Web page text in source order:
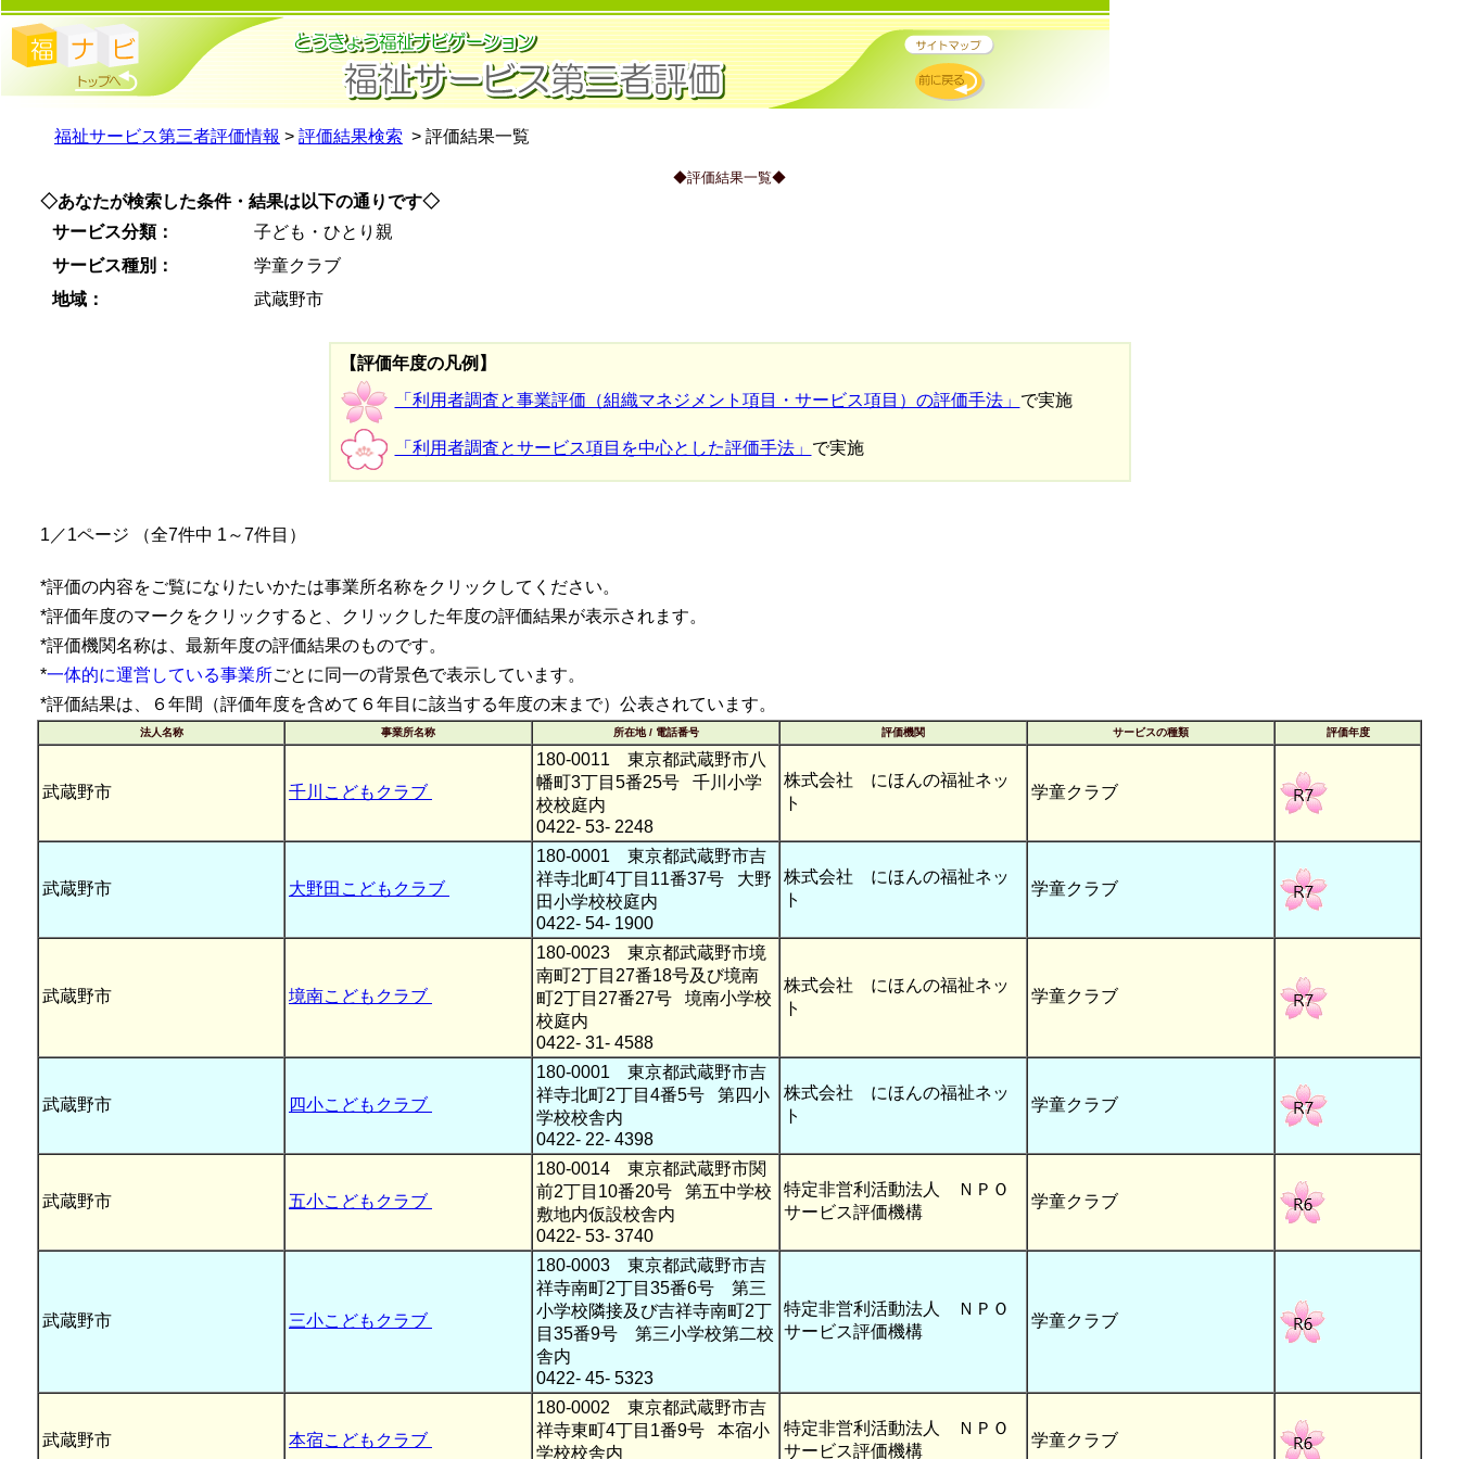
福祉サービス第三者評価情報 > 評価結果検索 > 評価結果一覧
◆評価結果一覧◆
◇あなたが検索した条件・結果は以下の通りです◇
サービス分類：
子ども・ひとり親
サービス種別：
学童クラブ
地域：
武蔵野市
【評価年度の凡例】
「利用者調査と事業評価（組織マネジメント項目・サービス項目）の評価手法」 で実施
「利用者調査とサービス項目を中心とした評価手法」 で実施
1／1ページ （全7件中 1～7件目）
*評価の内容をご覧になりたいかたは事業所名称をクリックしてください。
*評価年度のマークをクリックすると、クリックした年度の評価結果が表示されます。
*評価機関名称は、最新年度の評価結果のものです。
*一体的に運営している事業所ごとに同一の背景色で表示しています。
*評価結果は、６年間（評価年度を含めて６年目に該当する年度の末まで）公表されています。
法人名称 事業所名称 所在地 / 電話番号 評価機関 サービスの種類 評価年度
武蔵野市 千川こどもクラブ
180-0011 東京都武蔵野市八
幡町3丁目5番25号 千川小学
校校庭内
0422- 53- 2248
株式会社 にほんの福祉ネッ
ト
学童クラブ
武蔵野市 大野田こどもクラブ
180-0001 東京都武蔵野市吉
祥寺北町4丁目11番37号 大野
田小学校校庭内
0422- 54- 1900
株式会社 にほんの福祉ネッ
ト
学童クラブ
武蔵野市 境南こどもクラブ
180-0023 東京都武蔵野市境
南町2丁目27番18号及び境南
町2丁目27番27号 境南小学校
校庭内
0422- 31- 4588
株式会社 にほんの福祉ネッ
ト
学童クラブ
武蔵野市 四小こどもクラブ
180-0001 東京都武蔵野市吉
祥寺北町2丁目4番5号 第四小
学校校舎内
0422- 22- 4398
株式会社 にほんの福祉ネッ
ト
学童クラブ
武蔵野市 五小こどもクラブ
180-0014 東京都武蔵野市関
前2丁目10番20号 第五中学校
敷地内仮設校舎内
0422- 53- 3740
特定非営利活動法人 ＮＰＯ
サービス評価機構
学童クラブ
武蔵野市 三小こどもクラブ
180-0003 東京都武蔵野市吉
祥寺南町2丁目35番6号 第三
小学校隣接及び吉祥寺南町2丁
目35番9号 第三小学校第二校
舎内
0422- 45- 5323
特定非営利活動法人 ＮＰＯ
サービス評価機構
学童クラブ
武蔵野市 本宿こどもクラブ
180-0002 東京都武蔵野市吉
祥寺東町4丁目1番9号 本宿小
学校校舎内
特定非営利活動法人 ＮＰＯ
サービス評価機構
学童クラブ